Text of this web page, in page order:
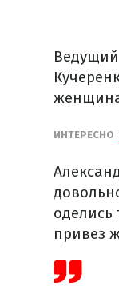
женщина
ИНТЕРЕСНО
оделись
привез